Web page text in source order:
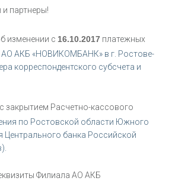
партнеры!
изменении с 16.10.2017 платежных
АО АКБ «НОВИКОМБАНК» в г. Ростове-
корреспондентского субсчета и
закрытием Расчетно-кассового
по Ростовской области Южного
Центрального банка Российской
Филиала АО АКБ